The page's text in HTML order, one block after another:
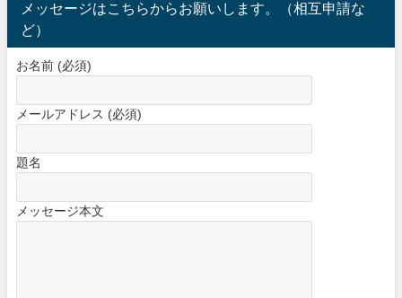
メッセージはこちらからお願いします。（相互申請な
ど）
お名前 (必須)
メールアドレス (必須)
題名
メッセージ本文